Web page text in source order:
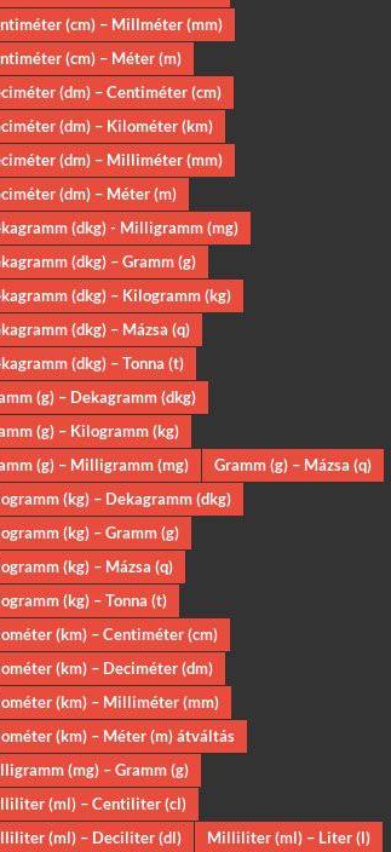
(cm) – Millméter (mm)
(cm) – Méter (m)
(dm) – Centiméter (cm)
(dm) – Kilométer (km)
(dm) – Milliméter (mm)
(dm) – Méter (m)
(dkg) - Milligramm (mg)
(dkg) – Gramm (g)
(dkg) – Kilogramm (kg)
(dkg) – Mázsa (q)
(dkg) – Tonna (t)
(g) – Dekagramm (dkg)
(g) – Kilogramm (kg)
(g) – Milligramm (mg)
Gramm (g) – Mázsa (q)
(kg) – Dekagramm (dkg)
(kg) – Gramm (g)
(kg) – Mázsa (q)
(kg) – Tonna (t)
(km) – Centiméter (cm)
(km) – Deciméter (dm)
(km) – Milliméter (mm)
(km) – Méter (m) átváltás
(mg) – Gramm (g)
(ml) – Centiliter (cl)
(ml) – Deciliter (dl)
Milliliter (ml) – Liter (l)